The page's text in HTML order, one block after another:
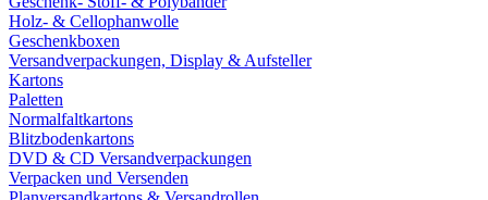
Holz- & Cellophanwolle
Geschenkboxen
Versandverpackungen, Display & Aufsteller
Kartons
Paletten
Normalfaltkartons
Blitzbodenkartons
DVD & CD Versandverpackungen
Verpacken und Versenden